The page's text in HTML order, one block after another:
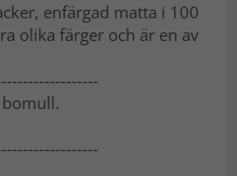
enfärgad matta i 100
olika färger och är en av